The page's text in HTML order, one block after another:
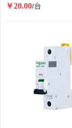
￥20.00/台